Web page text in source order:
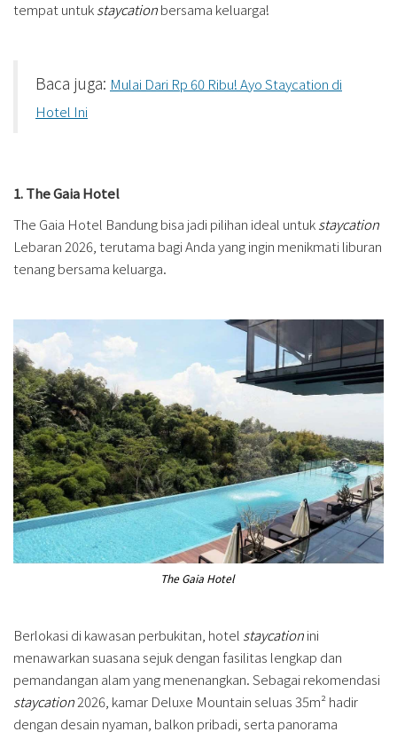
tempat untukstaycationbersama keluarga!
Baca juga: Mulai Dari Rp 60 Ribu! Ayo Staycation di
Hotel Ini
1. The Gaia Hotel
The Gaia Hotel Bandung bisa jadi pilihan ideal untukstaycation
Lebaran 2026, terutama bagi Anda yang ingin menikmati liburan
tenang bersama keluarga.
The Gaia Hotel
Berlokasi di kawasan perbukitan, hotel staycationini
menawarkan suasana sejuk dengan fasilitas lengkap dan
pemandangan alam yang menenangkan. Sebagai rekomendasi
staycation2026, kamar Deluxe Mountain seluas 35m² hadir
dengan desain nyaman, balkon pribadi, serta panorama